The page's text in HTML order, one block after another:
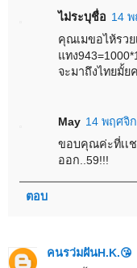
ไม่ระบุชื่อ 14
คุณเมขอไห้รว
แทง
จะมาถึงไทยมั้ย
May 14 พฤศจิ
ขอบคุณค่ะที่เเ
ออก..59!!!
ตอบ
คนรว่มฝันH.K.😘